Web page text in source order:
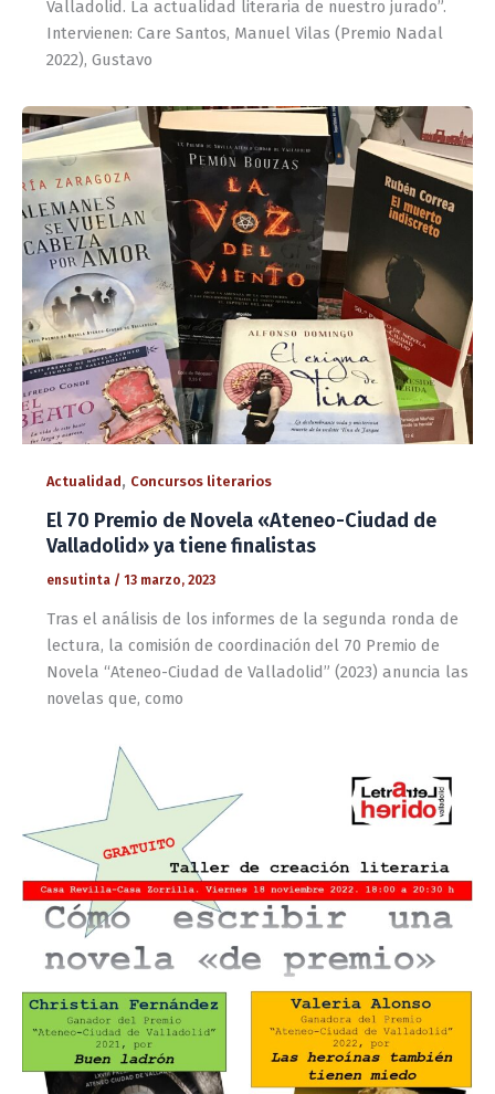
Valladolid. La actualidad literaria de nuestro jurado”.
Intervienen: Care Santos, Manuel Vilas (Premio Nadal
2022), Gustavo
Actualidad, Concursos literarios
El 70 Premio de Novela «Ateneo-Ciudad de
Valladolid» ya tiene finalistas
ensutinta / 13 marzo, 2023
Tras el análisis de los informes de la segunda ronda de
lectura, la comisión de coordinación del 70 Premio de
Novela “Ateneo-Ciudad de Valladolid” (2023) anuncia las
novelas que, como